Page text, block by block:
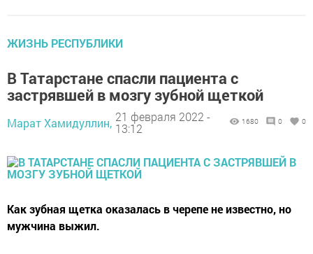
ЖИЗНЬ РЕСПУБЛИКИ
В Татарстане спасли пациента с
застрявшей в мозгу зубной щеткой
Марат Хамидуллин, 21 февраля 2022 -
13:12
1680 0 0
Как зубная щетка оказалась в черепе не известно, но
мужчина выжил.